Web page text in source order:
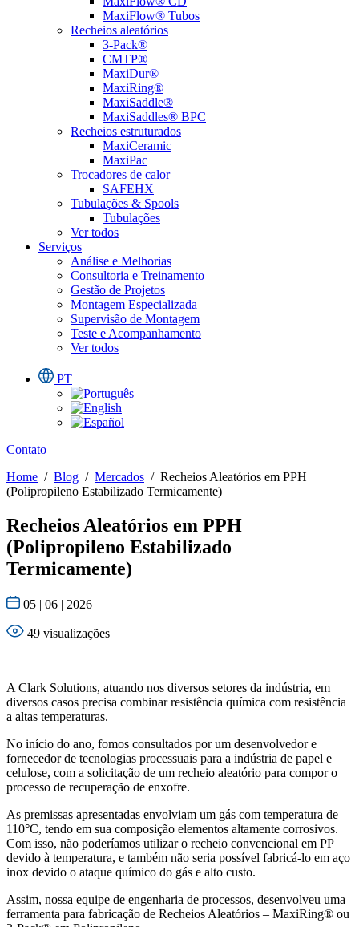
MaxiFlow® Tubos
Recheios aleatórios
3-Pack®
CMTP®
MaxiDur®
MaxiRing®
MaxiSaddle®
MaxiSaddles® BPC
Recheios estruturados
MaxiCeramic
MaxiPac
Trocadores de calor
SAFEHX
Tubulações & Spools
Tubulações
Ver todos
Serviços
Análise e Melhorias
Consultoria e Treinamento
Gestão de Projetos
Montagem Especializada
Supervisão de Montagem
Teste e Acompanhamento
Ver todos
PT
Contato
Home / Blog / Mercados / Recheios Aleatórios em PPH
(Polipropileno Estabilizado Termicamente)
Recheios Aleatórios em PPH
(Polipropileno Estabilizado
Termicamente)
05 | 06 | 2026
49 visualizações
A Clark Solutions, atuando nos diversos setores da indústria, em
diversos casos precisa combinar resistência química com resistência
a altas temperaturas.
No início do ano, fomos consultados por um desenvolvedor e
fornecedor de tecnologias processuais para a indústria de papel e
celulose, com a solicitação de um recheio aleatório para compor o
processo de recuperação de enxofre.
As premissas apresentadas envolviam um gás com temperatura de
110°C, tendo em sua composição elementos altamente corrosivos.
Com isso, não poderíamos utilizar o recheio convencional em PP
devido à temperatura, e também não seria possível fabricá-lo em aço
inox devido o ataque químico do gás e alto custo.
Assim, nossa equipe de engenharia de processos, desenvolveu uma
ferramenta para fabricação de Recheios Aleatórios – MaxiRing® ou